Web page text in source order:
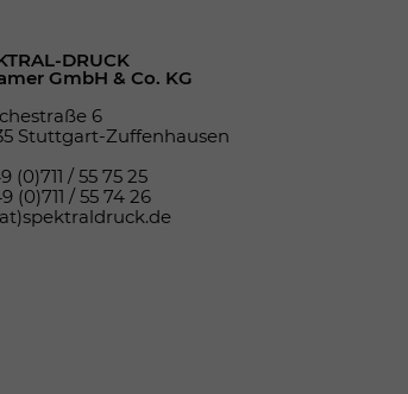
DRUCK
GmbH & Co. KG
6
Stuttgart-Zuffenhausen
(0)711 / 55 75 25
(0)711 / 55 74 26